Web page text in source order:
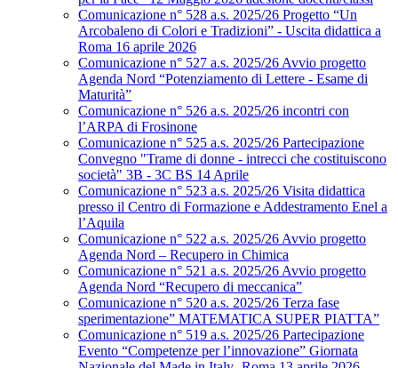
Comunicazione n° 528 a.s. 2025/26 Progetto “Un
Arcobaleno di Colori e Tradizioni” - Uscita didattica a
Roma 16 aprile 2026
Comunicazione n° 527 a.s. 2025/26 Avvio progetto
Agenda Nord “Potenziamento di Lettere - Esame di
Maturità”
Comunicazione n° 526 a.s. 2025/26 incontri con
l’ARPA di Frosinone
Comunicazione n° 525 a.s. 2025/26 Partecipazione
Convegno "Trame di donne - intrecci che costituiscono
società" 3B - 3C BS 14 Aprile
Comunicazione n° 523 a.s. 2025/26 Visita didattica
presso il Centro di Formazione e Addestramento Enel a
l’Aquila
Comunicazione n° 522 a.s. 2025/26 Avvio progetto
Agenda Nord – Recupero in Chimica
Comunicazione n° 521 a.s. 2025/26 Avvio progetto
Agenda Nord “Recupero di meccanica”
Comunicazione n° 520 a.s. 2025/26 Terza fase
sperimentazione” MATEMATICA SUPER PIATTA”
Comunicazione n° 519 a.s. 2025/26 Partecipazione
Evento “Competenze per l’innovazione” Giornata